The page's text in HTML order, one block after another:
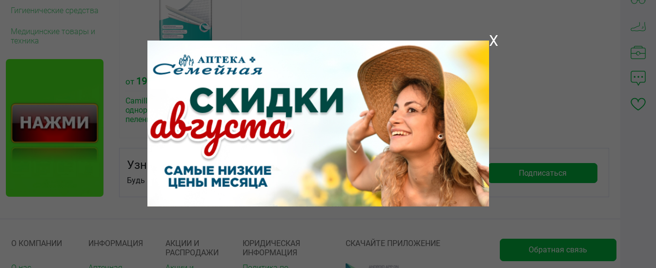
Гигиенические средства
Медицинские товары и
техника
от 199.50
CamillaMed Standart Plus
одноразовые впитывающие
пеленки 40х60см №10
Узнай первым!
Будь в курсе послених новостей и акций.
X
О КОМПАНИИ ИНФОРМАЦИЯ
АКЦИИ И
РАСПРОДАЖИ
ЮРИДИЧЕСКАЯ
ИНФОРМАЦИЯ
СКАЧАЙТЕ ПРИЛОЖЕНИЕ
Обратная связь